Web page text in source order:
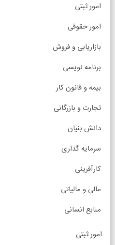
امور ثبتی
امور حقوقی
بازاریابی و فروش
برنامه نویسی
بیمه و قانون کار
تجارت و بازرگانی
دانش بنیان
سرمایه گذاری
کارآفرینی
مالی و مالیاتی
منابع انسانی
امور ثبتی